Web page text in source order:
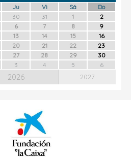
Ju Vi Sá
Do
30 31 1
2
6 7 8
9
13 14 15
16
20 21 22
23
27 28 29
30
3 4 5 6
2026 2027